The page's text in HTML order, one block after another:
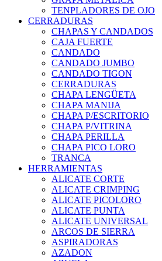
TENPLADORES DE OJO
CERRADURAS
CHAPAS Y CANDADOS
CAJA FUERTE
CANDADO
CANDADO JUMBO
CANDADO TIGON
CERRADURAS
CHAPA LENGÜETA
CHAPA MANIJA
CHAPA P/ESCRITORIO
CHAPA P/VITRINA
CHAPA PERILLA
CHAPA PICO LORO
TRANCA
HERRAMIENTAS
ALICATE CORTE
ALICATE CRIMPING
ALICATE PICOLORO
ALICATE PUNTA
ALICATE UNIVERSAL
ARCOS DE SIERRA
ASPIRADORAS
AZADON